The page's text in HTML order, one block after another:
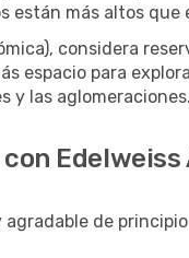
están más altos que
considera
espacio para
y las aglomeraciones.
Edelweiss
de